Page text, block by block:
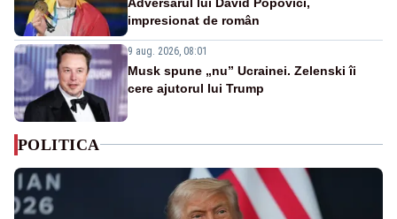
impresionat de român
9 aug. 2026, 08:01
Musk spune „nu” Ucrainei. Zelenski îi
cere ajutorul lui Trump
POLITICA